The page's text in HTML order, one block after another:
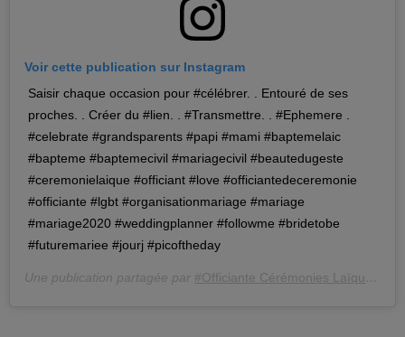
Voir cette publication sur Instagram
Saisir chaque occasion pour #célébrer. . Entouré de ses
proches. . Créer du #lien. . #Transmettre. . #Ephemere .
#celebrate #grandsparents #papi #mami #baptemelaic
#bapteme #baptemecivil #mariagecivil #beautedugeste
#ceremonielaique #officiant #love #officiantedeceremonie
#officiante #lgbt #organisationmariage #mariage
#mariage2020 #weddingplanner #followme #bridetobe
#futuremariee #jourj #picoftheday
Une publication partagée par #Officiante Cérémonies Laïques